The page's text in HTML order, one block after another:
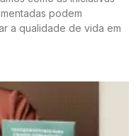
podem
a qualidade de vida em